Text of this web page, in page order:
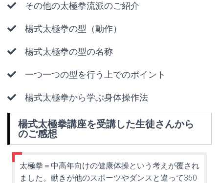
その他の太極拳流派のご紹介
楊式太極拳の型（動作）
楊式太極拳の型の名称
一つ一つの型を行う上でのポイント
楊式太極拳から学ぶ身体操作法
楊式太極拳講座を受講した生徒さんから
のご感想
太極拳＝中高年向けの健康体操という考えが覆され
ました。動きが他のスポーツやダンスと違って360